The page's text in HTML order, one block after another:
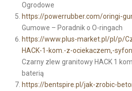
Ogrodowe
https://powerrubber.com/oringi-
Gumowe – Poradnik o O-ringach
https://www.plus-market.pl/pl/p/
HACK-1-kom.-z-ociekaczem,-
Czarny zlew granitowy HACK 1
baterią
https://bentspire.pl/jak-zrobic-